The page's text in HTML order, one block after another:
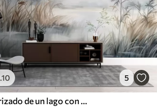
.10 5
Paisaje texturizado de un lago con hierbas altas en primer plano, azul suave y marrón, agua tranquila, árboles en la distancia